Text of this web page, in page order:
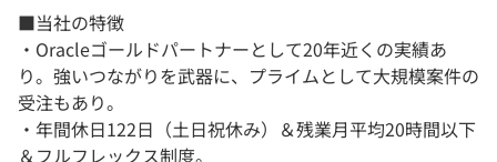
■当社の特徴
・Oracleゴールドパートナーとして20年近くの実績あ
り。強いつながりを武器に、プライムとして大規模案件の
受注もあり。
・年間休日122日（土日祝休み）＆残業月平均20時間以下
＆フルフレックス制度。